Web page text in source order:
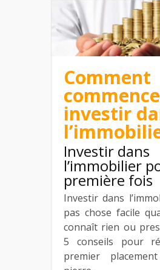
Comment
investir
Investir dans
l’immobilier
première fois
Investir dans
pas chose facile
connaît rien ou
5 conseils pour
premier